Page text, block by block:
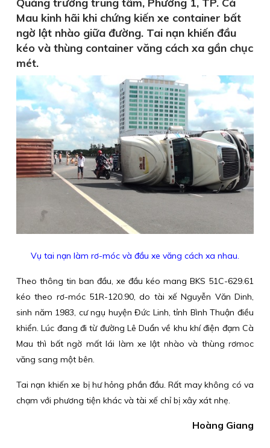
Mau kinh hãi khi chứng kiến xe container bất
ngờ lật nhào giữa đường. Tai nạn khiến đầu
kéo và thùng container văng cách xa gần chục
mét.
Vụ tai nạn làm rơ-móc và đầu xe văng cách xa nhau.
Theo thông tin ban đầu, xe đầu kéo mang BKS 51C-629.61
kéo theo rơ-móc 51R-120.90, do tài xế Nguyễn Văn Dinh,
sinh năm 1983, cư ngụ huyện Đức Linh, tỉnh Bình Thuận điều
khiển. Lúc đang đi từ đường Lê Duẩn về khu khí điện đạm Cà
Mau thì bất ngờ mất lái làm xe lật nhào và thùng rơmoc
văng sang một bên.
Tai nạn khiến xe bị hư hỏng phần đầu. Rất may không có va
chạm với phương tiện khác và tài xế chỉ bị xây xát nhẹ.
Hoàng Giang